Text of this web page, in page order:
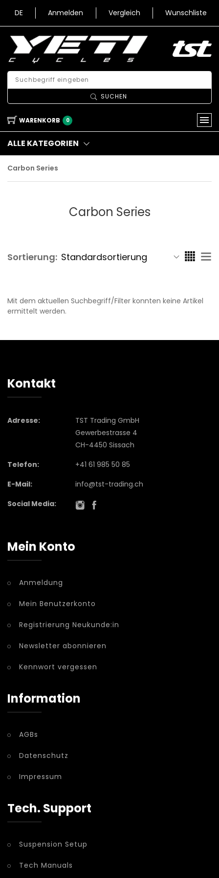
DE Anmelden Vergleich Wunschliste
SUCHEN
WARENKORB 0
ALLE KATEGORIEN
Carbon Series
Carbon Series
Sortierung:
Mit dem aktuellen Suchbegriff/Filter konnten keine Artikel
ermittelt werden.
Kontakt
Adresse:
TST Trading GmbH
Gewerbestrasse 4
CH-4450 Sissach
Telefon:
+41 61 985 50 85
E-Mail:
info@tst-trading.ch
Social Media:
Mein Konto
Anmeldung
Mein Benutzerkonto
Registrierung Neukunde:in
Newsletter abonnieren
Kennwort vergessen
Information
AGBs
Datenschutz
Impressum
Tech. Support
Suspension Setup
Tech Manuals